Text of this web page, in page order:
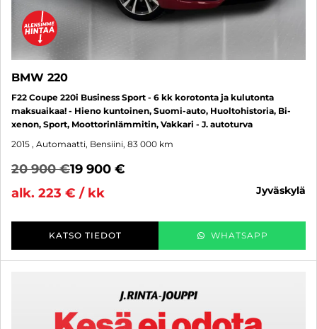
BMW 220
F22 Coupe 220i Business Sport - 6 kk korotonta ja kulutonta
maksuaikaa! - Hieno kuntoinen, Suomi-auto, Huoltohistoria, Bi-
xenon, Sport, Moottorinlämmitin, Vakkari - J. autoturva
2015 , Automaatti, Bensiini, 83 000 km
20 900 €19 900 €
alk. 223 € / kk
jyväskylä
KATSO TIEDOT WHATSAPP